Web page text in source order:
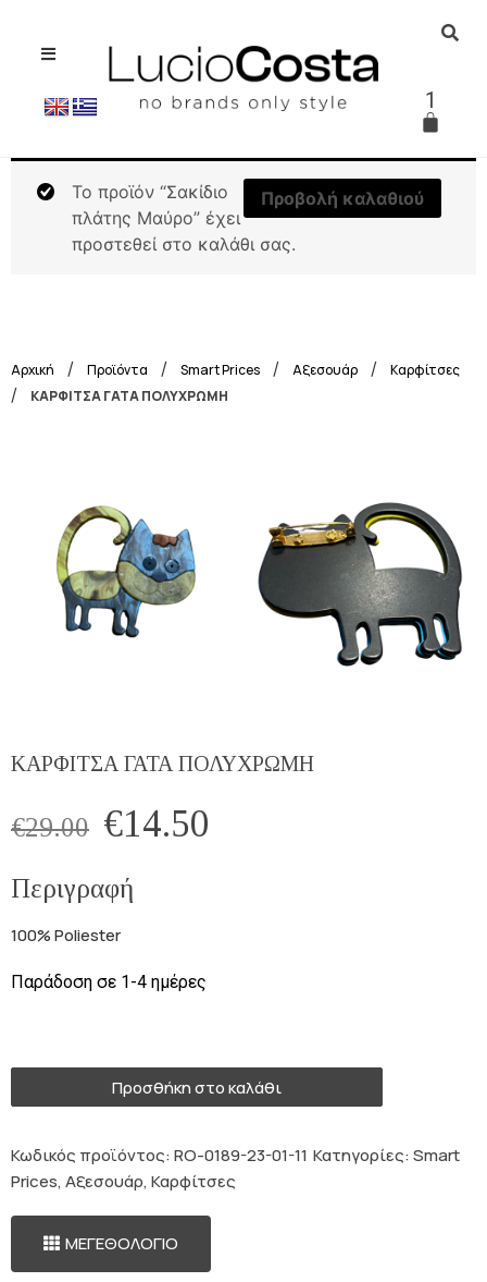
1
Προβολή καλαθιού
Το προϊόν “Σακίδιο
πλάτης Μαύρο” έχει
προστεθεί στο καλάθι σας.
Αρχική / Προϊόντα / Smart Prices / Αξεσουάρ / Καρφίτσες
/ ΚΑΡΦΙΤΣΑ ΓΑΤΑ ΠΟΛΥΧΡΩΜΗ
ΚΑΡΦΙΤΣΑ ΓΑΤΑ ΠΟΛΥΧΡΩΜΗ
€29.00 €14.50
Περιγραφή
100% Poliester
Παράδοση σε 1-4 ημέρες
Προσθήκη στο καλάθι
Κωδικός προϊόντος:RO-0189-23-01-11 Κατηγορίες:Smart
Prices,Αξεσουάρ,Καρφίτσες
ΜΕΓΕΘΟΛΟΓΙΟ